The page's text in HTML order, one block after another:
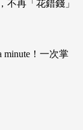
不再「花錯錢」
minute！一次掌